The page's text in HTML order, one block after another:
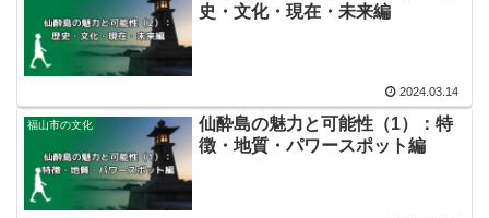
史・文化・現在・未来編
2024.03.14
福山市の文化
仙酔島の魅力と可能性（1）：特
徴・地質・パワースポット編